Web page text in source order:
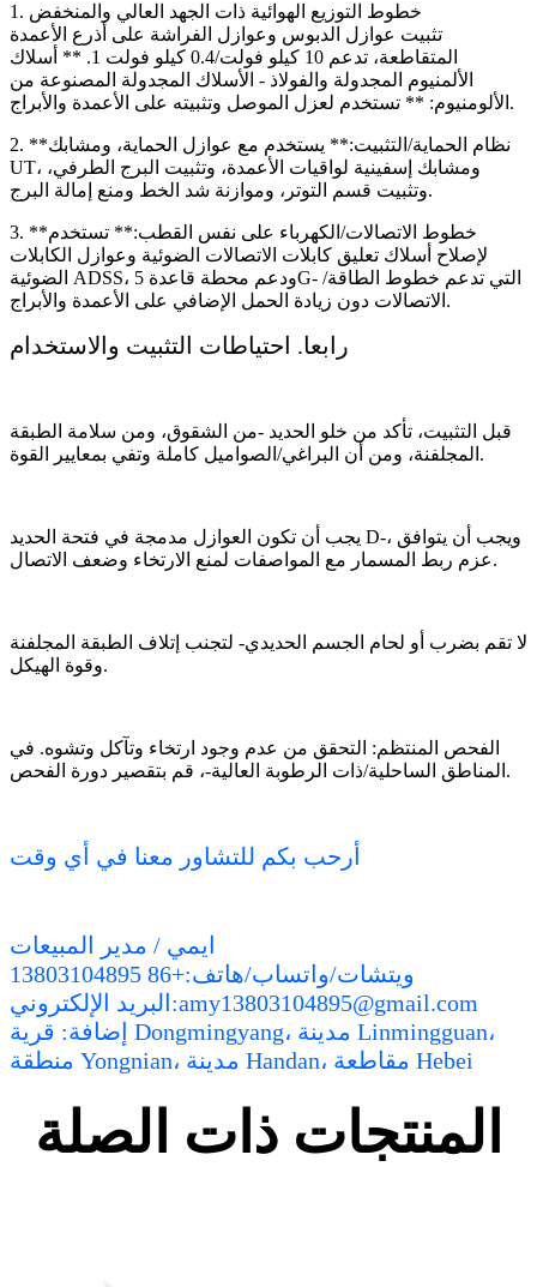
1. خطوط التوزيع الهوائية ذات الجهد العالي والمنخفض
تثبيت عوازل الدبوس وعوازل الفراشة على أذرع الأعمدة
المتقاطعة، تدعم 10 كيلو فولت/0.4 كيلو فولت 1. ** أسلاك
الألمنيوم المجدولة والفولاذ - الأسلاك المجدولة المصنوعة من
الألومنيوم: ** تستخدم لعزل الموصل وتثبيته على الأعمدة والأبراج.
2. **نظام الحماية/التثبيت:** يستخدم مع عوازل الحماية، ومشابك
UT، ومشابك إسفينية لواقيات الأعمدة، وتثبيت البرج الطرفي،
وتثبيت قسم التوتر، وموازنة شد الخط ومنع إمالة البرج.
3. **خطوط الاتصالات/الكهرباء على نفس القطب:** تستخدم
لإصلاح أسلاك تعليق كابلات الاتصالات الضوئية وعوازل الكابلات
الضوئية ADSS، ودعم محطة قاعدة 5G- التي تدعم خطوط الطاقة/
الاتصالات دون زيادة الحمل الإضافي على الأعمدة والأبراج.
رابعا. احتياطات التثبيت والاستخدام
قبل التثبيت، تأكد من خلو الحديد -من الشقوق، ومن سلامة الطبقة
المجلفنة، ومن أن البراغي/الصواميل كاملة وتفي بمعايير القوة.
يجب أن تكون العوازل مدمجة في فتحة الحديد D-، ويجب أن يتوافق
عزم ربط المسمار مع المواصفات لمنع الارتخاء وضعف الاتصال.
لا تقم بضرب أو لحام الجسم الحديدي- لتجنب إتلاف الطبقة المجلفنة
وقوة الهيكل.
الفحص المنتظم: التحقق من عدم وجود ارتخاء وتآكل وتشوه. في
المناطق الساحلية/ذات الرطوبة العالية-، قم بتقصير دورة الفحص.
أرحب بكم للتشاور معنا في أي وقت
ايمي / مدير المبيعات
ويتشات/واتساب/هاتف:+86 13803104895
البريد الإلكتروني:amy13803104895@gmail.com
إضافة: قرية Dongmingyang، مدينة Linmingguan،
منطقة Yongnian، مدينة Handan، مقاطعة Hebei
المنتجات ذات الصلة